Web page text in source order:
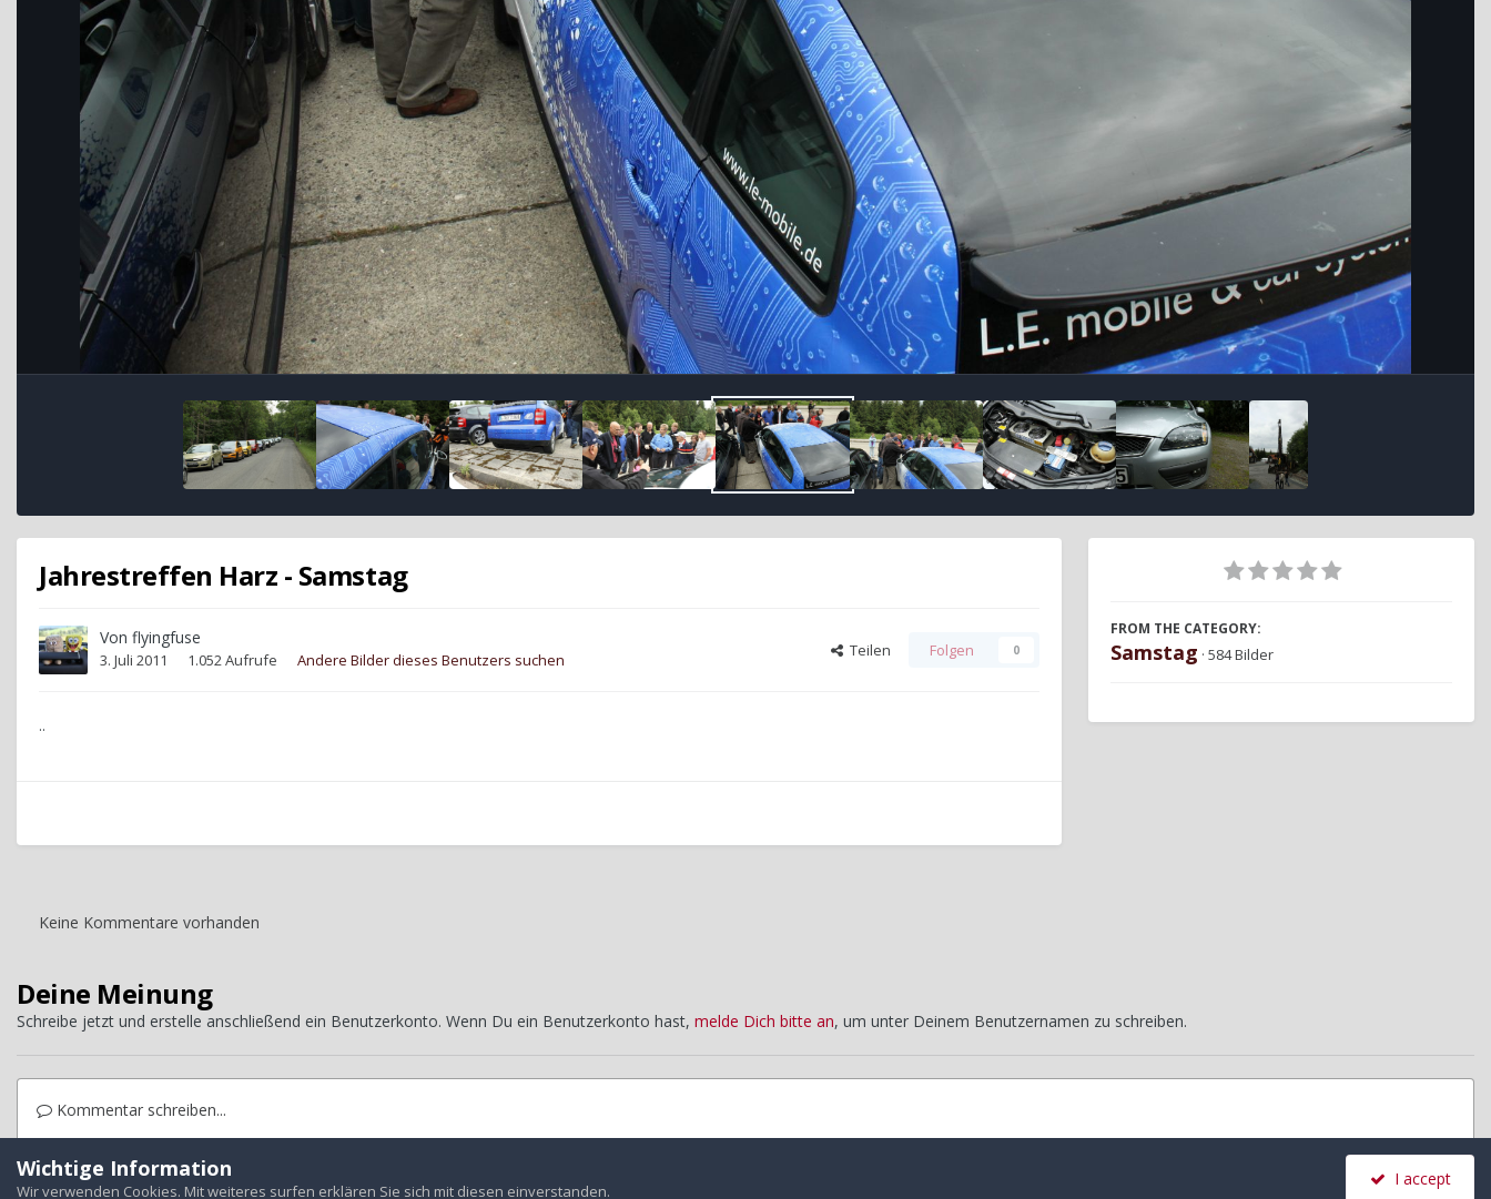
Jahrestreffen Harz - Samstag
Von flyingfuse
3. Juli 2011 1.052 Aufrufe Andere Bilder dieses Benutzers suchen
Teilen Folgen 0
..
FROM THE CATEGORY:
Samstag · 584 Bilder
Keine Kommentare vorhanden
Deine Meinung
Schreibe jetzt und erstelle anschließend ein Benutzerkonto. Wenn Du ein Benutzerkonto hast, melde Dich bitte an, um unter Deinem Benutzernamen zu schreiben.
Kommentar schreiben...
Alle Aktivitäten
Startseite Galerie Treffen Jahrestreffen 2011 Harz Samstag Jahrestreffen Harz - Samstag
Wichtige Information
Wir verwenden Cookies. Mit weiteres surfen erklären Sie sich mit diesen einverstanden.
I accept